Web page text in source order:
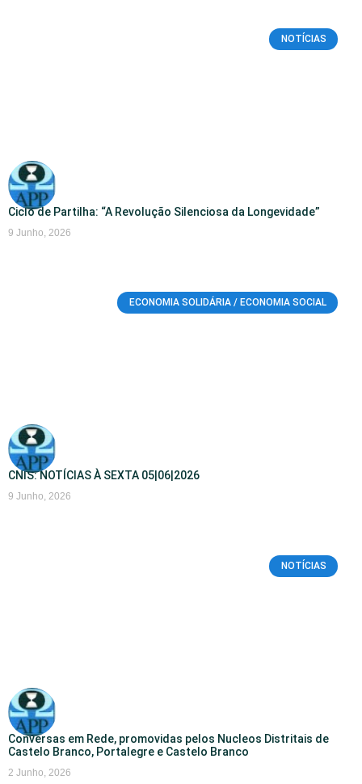
NOTÍCIAS
Ciclo de Partilha: “A Revolução Silenciosa da Longevidade”
9 Junho, 2026
ECONOMIA SOLIDÁRIA / ECONOMIA SOCIAL
CNIS: NOTÍCIAS À SEXTA 05|06|2026
9 Junho, 2026
NOTÍCIAS
Conversas em Rede, promovidas pelos Nucleos Distritais de
Castelo Branco, Portalegre e Castelo Branco
2 Junho, 2026